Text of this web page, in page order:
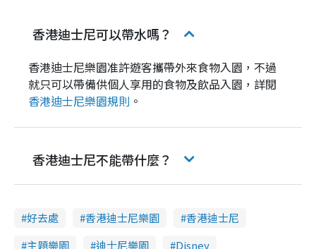
香港迪士尼可以帶水嗎？
香港迪士尼樂園准許遊客攜帶外來食物入園，不過
就只可以帶備供個人享用的食物及飲品入園，詳閱
香港迪士尼樂園規則 。
香港迪士尼不能帶什麼？
好去處 香港迪士尼樂園
香港迪士尼
主題樂園
迪士尼樂園 Disney